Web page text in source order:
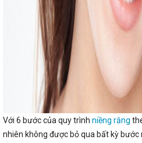
Với 6 bước của quy trình niềng răng
nhiên không được bỏ qua bất kỳ bước